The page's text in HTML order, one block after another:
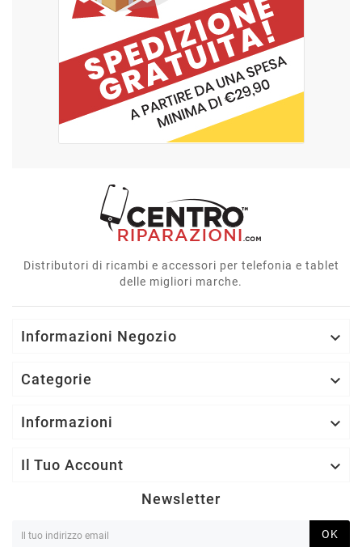
Distributori di ricambi e accessori per telefonia e tablet
delle migliori marche.
Informazioni Negozio 
Categorie 
Informazioni 
Il Tuo Account 
Newsletter
OK